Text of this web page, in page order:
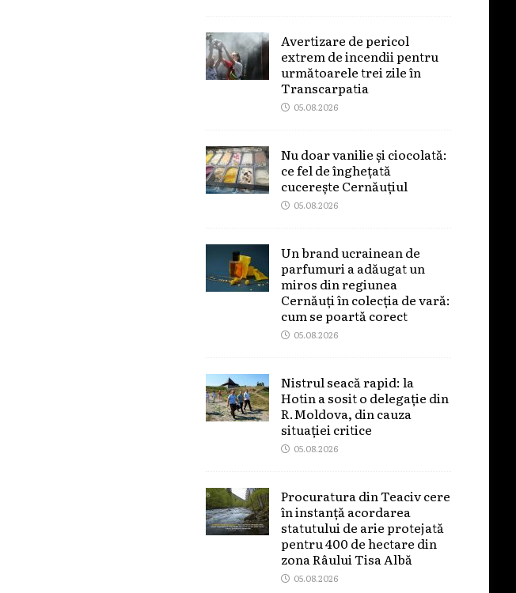
Avertizare de pericol
extrem de incendii pentru
următoarele trei zile în
Transcarpatia
05.08.2026
Nu doar vanilie și ciocolată:
ce fel de înghețată
cucerește Cernăuțiul
05.08.2026
Un brand ucrainean de
parfumuri a adăugat un
miros din regiunea
Cernăuți în colecția de vară:
cum se poartă corect
05.08.2026
Nistrul seacă rapid: la
Hotin a sosit o delegație din
R.Moldova, din cauza
situației critice
05.08.2026
Procuratura din Teaciv cere
în instanță acordarea
statutului de arie protejată
pentru 400 de hectare din
zona Râului Tisa Albă
05.08.2026